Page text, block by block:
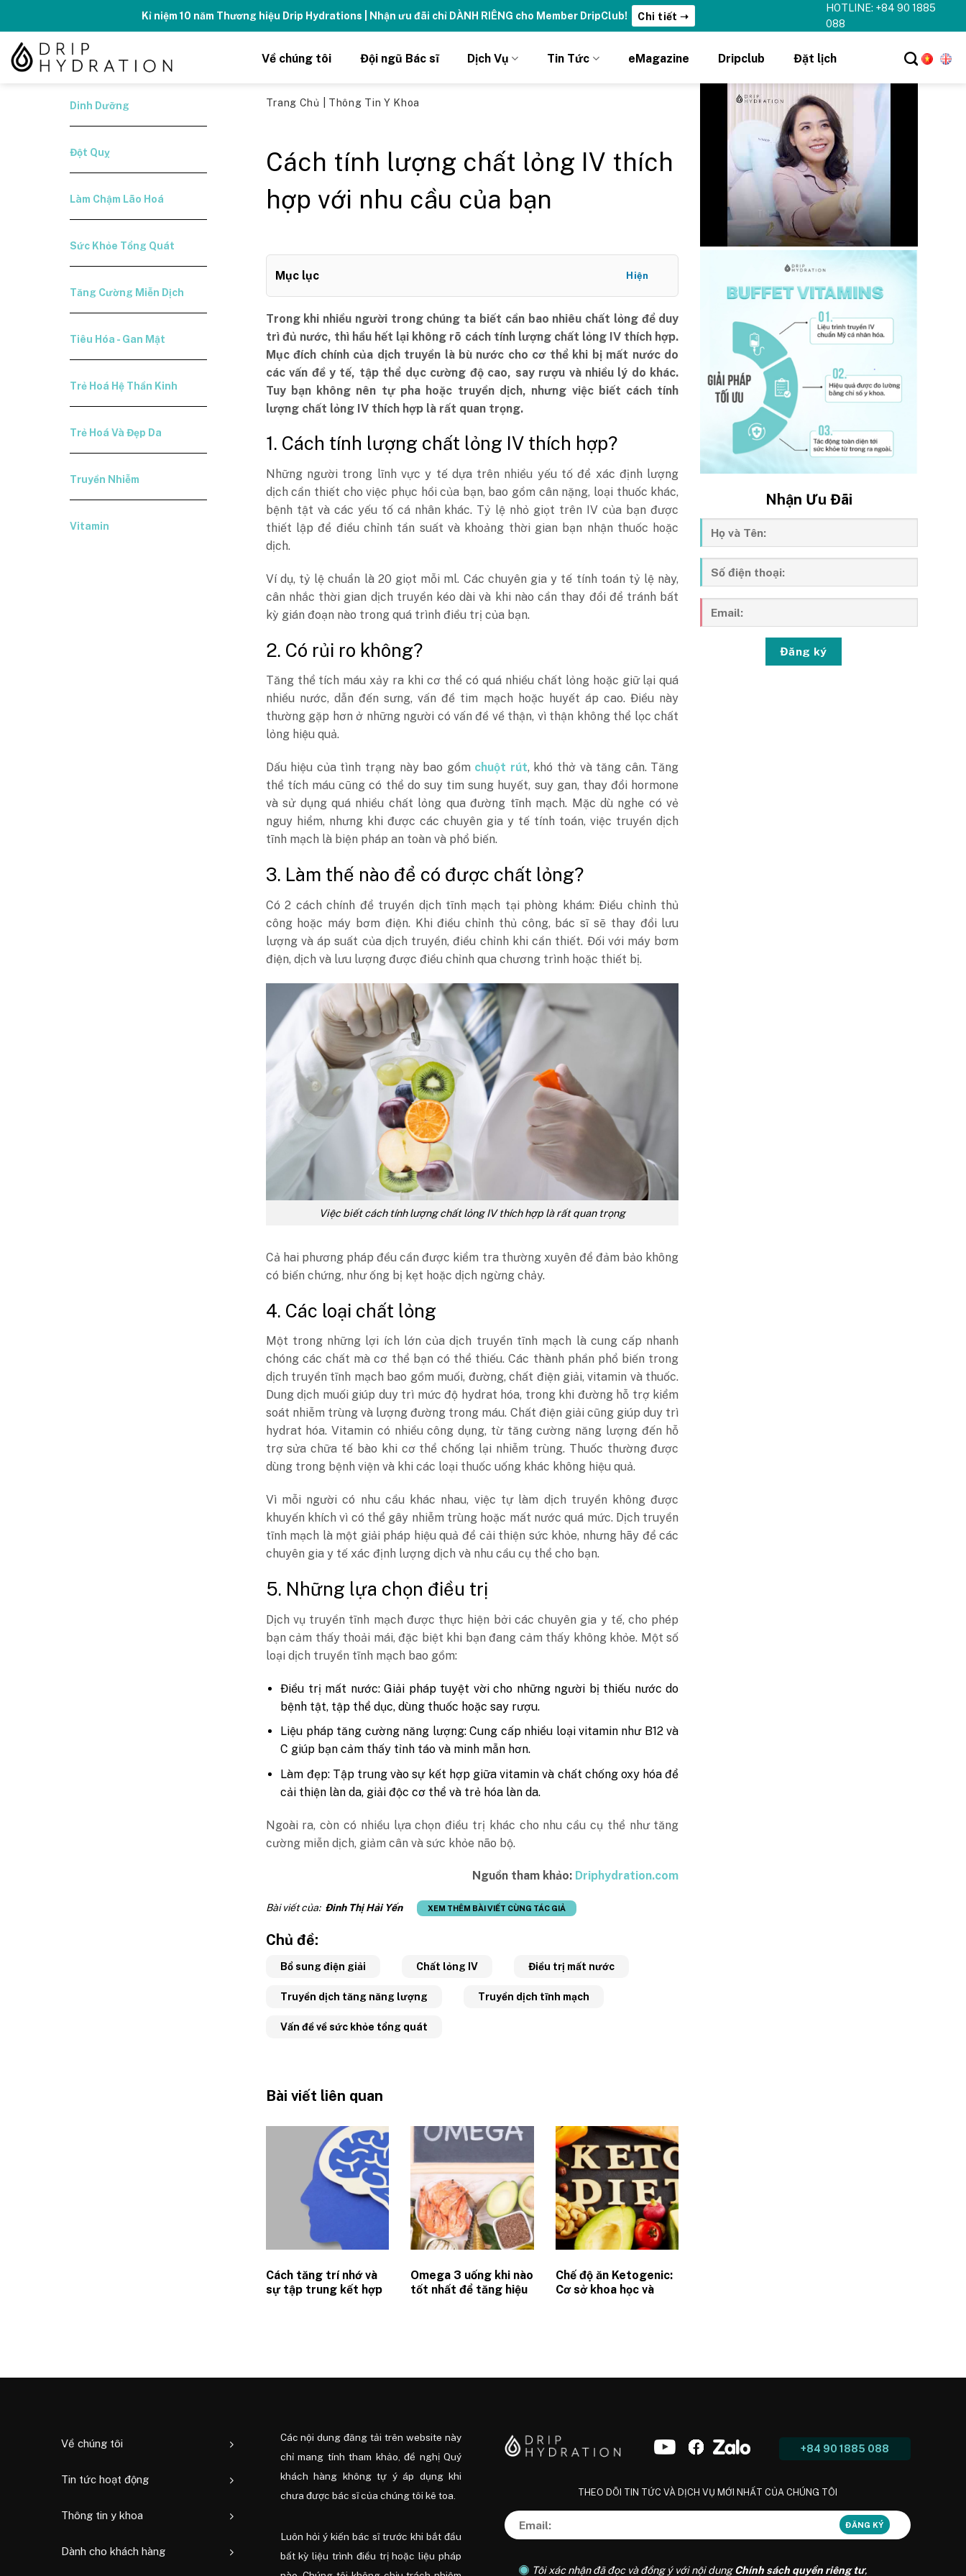
content
Kỉ niệm 10 năm Thương hiệu Drip Hydrations | Nhận ưu đãi chỉ DÀNH RIÊNG cho Member DripClub! Chi tiết ➝
HOTLINE: +84 90 1885
088
Về chúng tôi Đội ngũ Bác sĩ Dịch Vụ Tin Tức eMagazine Dripclub Đặt lịch
Dinh Dưỡng
Đột Quỵ
Làm Chậm Lão Hoá
Sức Khỏe Tổng Quát
Tăng Cường Miễn Dịch
Tiêu Hóa - Gan Mật
Trẻ Hoá Hệ Thần Kinh
Trẻ Hoá Và Đẹp Da
Truyền Nhiễm
Vitamin
Trang Chủ Thông Tin Y Khoa
Cách tính lượng chất lỏng IV thích
hợp với nhu cầu của bạn
Mục lục Hiện
Trong khi nhiều người trong chúng ta biết cần bao nhiêu chất lỏng để duy
trì đủ nước, thì hầu hết lại không rõ cách tính lượng chất lỏng IV thích hợp.
Mục đích chính của dịch truyền là bù nước cho cơ thể khi bị mất nước do
các vấn đề y tế, tập thể dục cường độ cao, say rượu và nhiều lý do khác.
Tuy bạn không nên tự pha hoặc truyền dịch, nhưng việc biết cách tính
lượng chất lỏng IV thích hợp là rất quan trọng.
1. Cách tính lượng chất lỏng IV thích hợp?
Những người trong lĩnh vực y tế dựa trên nhiều yếu tố để xác định lượng
dịch cần thiết cho việc phục hồi của bạn, bao gồm cân nặng, loại thuốc khác,
bệnh tật và các yếu tố cá nhân khác. Tỷ lệ nhỏ giọt trên IV của bạn được
thiết lập để điều chỉnh tần suất và khoảng thời gian bạn nhận thuốc hoặc
dịch.
Ví dụ, tỷ lệ chuẩn là 20 giọt mỗi ml. Các chuyên gia y tế tính toán tỷ lệ này,
cân nhắc thời gian dịch truyền kéo dài và khi nào cần thay đổi để tránh bất
kỳ gián đoạn nào trong quá trình điều trị của bạn.
2. Có rủi ro không?
Tăng thể tích máu xảy ra khi cơ thể có quá nhiều chất lỏng hoặc giữ lại quá
nhiều nước, dẫn đến sưng, vấn đề tim mạch hoặc huyết áp cao. Điều này
thường gặp hơn ở những người có vấn đề về thận, vì thận không thể lọc chất
lỏng hiệu quả.
Dấu hiệu của tình trạng này bao gồm chuột rút, khó thở và tăng cân. Tăng
thể tích máu cũng có thể do suy tim sung huyết, suy gan, thay đổi hormone
và sử dụng quá nhiều chất lỏng qua đường tĩnh mạch. Mặc dù nghe có vẻ
nguy hiểm, nhưng khi được các chuyên gia y tế tính toán, việc truyền dịch
tĩnh mạch là biện pháp an toàn và phổ biến.
3. Làm thế nào để có được chất lỏng?
Có 2 cách chính để truyền dịch tĩnh mạch tại phòng khám: Điều chỉnh thủ
công hoặc máy bơm điện. Khi điều chỉnh thủ công, bác sĩ sẽ thay đổi lưu
lượng và áp suất của dịch truyền, điều chỉnh khi cần thiết. Đối với máy bơm
điện, dịch và lưu lượng được điều chỉnh qua chương trình hoặc thiết bị.
Việc biết cách tính lượng chất lỏng IV thích hợp là rất quan trọng
Cả hai phương pháp đều cần được kiểm tra thường xuyên để đảm bảo không
có biến chứng, như ống bị kẹt hoặc dịch ngừng chảy.
4. Các loại chất lỏng
Một trong những lợi ích lớn của dịch truyền tĩnh mạch là cung cấp nhanh
chóng các chất mà cơ thể bạn có thể thiếu. Các thành phần phổ biến trong
dịch truyền tĩnh mạch bao gồm muối, đường, chất điện giải, vitamin và thuốc.
Dung dịch muối giúp duy trì mức độ hydrat hóa, trong khi đường hỗ trợ kiểm
soát nhiễm trùng và lượng đường trong máu. Chất điện giải cũng giúp duy trì
hydrat hóa. Vitamin có nhiều công dụng, từ tăng cường năng lượng đến hỗ
trợ sửa chữa tế bào khi cơ thể chống lại nhiễm trùng. Thuốc thường được
dùng trong bệnh viện và khi các loại thuốc uống khác không hiệu quả.
Vì mỗi người có nhu cầu khác nhau, việc tự làm dịch truyền không được
khuyến khích vì có thể gây nhiễm trùng hoặc mất nước quá mức. Dịch truyền
tĩnh mạch là một giải pháp hiệu quả để cải thiện sức khỏe, nhưng hãy để các
chuyên gia y tế xác định lượng dịch và nhu cầu cụ thể cho bạn.
5. Những lựa chọn điều trị
Dịch vụ truyền tĩnh mạch được thực hiện bởi các chuyên gia y tế, cho phép
bạn cảm thấy thoải mái, đặc biệt khi bạn đang cảm thấy không khỏe. Một số
loại dịch truyền tĩnh mạch bao gồm:
Điều trị mất nước: Giải pháp tuyệt vời cho những người bị thiếu nước do
bệnh tật, tập thể dục, dùng thuốc hoặc say rượu.
Liệu pháp tăng cường năng lượng: Cung cấp nhiều loại vitamin như B12 và
C giúp bạn cảm thấy tỉnh táo và minh mẫn hơn.
Làm đẹp: Tập trung vào sự kết hợp giữa vitamin và chất chống oxy hóa để
cải thiện làn da, giải độc cơ thể và trẻ hóa làn da.
Ngoài ra, còn có nhiều lựa chọn điều trị khác cho nhu cầu cụ thể như tăng
cường miễn dịch, giảm cân và sức khỏe não bộ.
Nguồn tham khảo: Driphydration.com
Bài viết của: Đinh Thị Hải Yến XEM THÊM BÀI VIẾT CÙNG TÁC GIẢ
Chủ đề:
Bổ sung điện giải Chất lỏng IV Điều trị mất nước
Truyền dịch tăng năng lượng Truyền dịch tĩnh mạch
Vấn đề về sức khỏe tổng quát
Bài viết liên quan
Cách tăng trí nhớ và
sự tập trung kết hợp
Omega 3 uống khi nào
tốt nhất để tăng hiệu
Chế độ ăn Ketogenic:
Cơ sở khoa học và
Nhận Ưu Đãi
Đăng ký
Về chúng tôi
Tin tức hoạt động
Thông tin y khoa
Dành cho khách hàng
Các nội dung đăng tải trên website này
chỉ mang tính tham khảo, đề nghị Quý
khách hàng không tự ý áp dụng khi
chưa được bác sĩ của chúng tôi kê toa.
Luôn hỏi ý kiến ​​bác sĩ trước khi bắt đầu
bất kỳ liệu trình điều trị hoặc liệu pháp
+84 90 1885 088
THEO DÕI TIN TỨC VÀ DỊCH VỤ MỚI NHẤT CỦA CHÚNG TÔI
Tôi xác nhận đã đọc và đồng ý với nội dungChính sách quyền riêng tư,